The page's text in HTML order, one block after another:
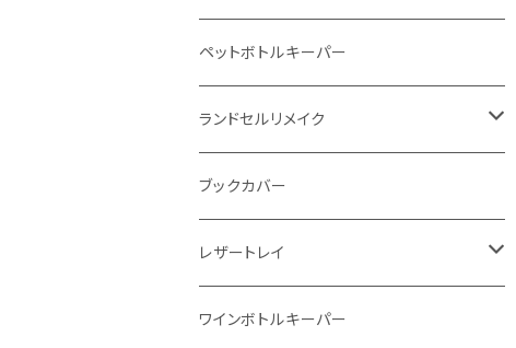
イントレチャート 編み込みアートウォレッ
ト
"Crammy"L字フラップウォレット
"メッセージ"カリグラフィーウォレット
イントレチャート
ラウンドファスナー
ペットボトルキーパー
ランドセルリメイク
写真立て
ブックカバー
レザートレイ
番外編"Wave"
ワインボトルキーパー